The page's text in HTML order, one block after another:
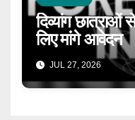
दिव्यांग छात्राओं
लिए मांगे आवेदन
JUL 27, 2026